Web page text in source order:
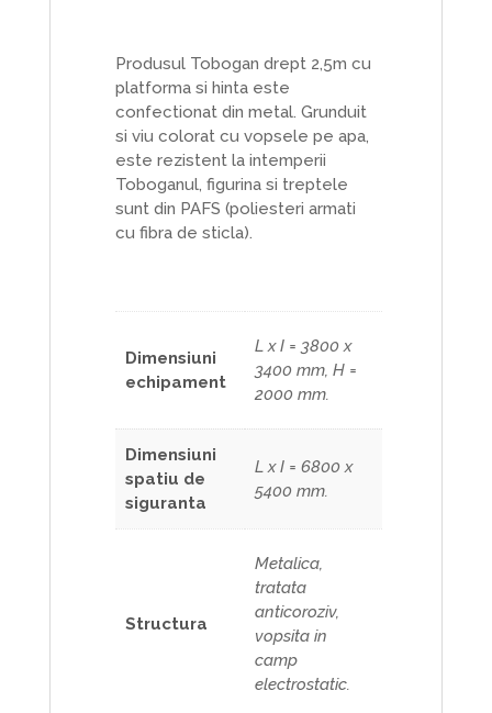
Produsul Tobogan drept 2,5m cu
platforma si hinta este
confectionat din metal. Grunduit
si viu colorat cu vopsele pe apa,
este rezistent la intemperii
Toboganul, figurina si treptele
sunt din PAFS (poliesteri armati
cu fibra de sticla).
Dimensiuni
echipament
L x I = 3800 x
3400 mm, H =
2000 mm.
Dimensiuni
spatiu de
siguranta
L x I = 6800 x
5400 mm.
Structura
Metalica,
tratata
anticoroziv,
vopsita in
camp
electrostatic.